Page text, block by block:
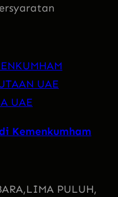
UAE
UAE
Kemenkumham
LIMA PULUH,